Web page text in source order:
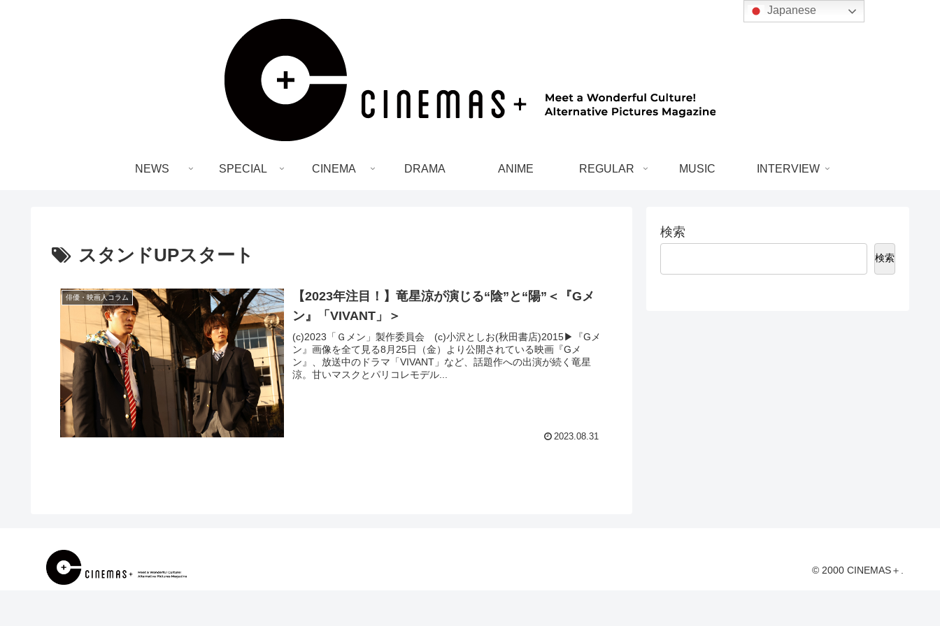
NEWS SPECIAL CINEMA DRAMA ANIME REGULAR MUSIC INTERVIEW
スタンドUPスタート
俳優・映画人コラム
【2023年注目！】竜星涼が演じる“陰”と“陽”＜『Gメ
ン』「VIVANT」＞
(c)2023「Ｇメン」製作委員会 (c)小沢としお(秋田書店)2015▶︎『Gメ
ン』画像を全て見る8月25日（金）より公開されている映画『Gメ
ン』、放送中のドラマ「VIVANT」など、話題作への出演が続く竜星
涼。甘いマスクとパリコレモデル...
2023.08.31
検索
検索
© 2000 CINEMAS＋.
Japanese